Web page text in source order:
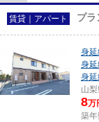
賃貸｜アパート プラ
身延
身延
身延
山
8万
築年